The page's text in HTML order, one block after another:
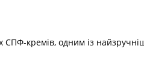
СПФ-кремів, одним із